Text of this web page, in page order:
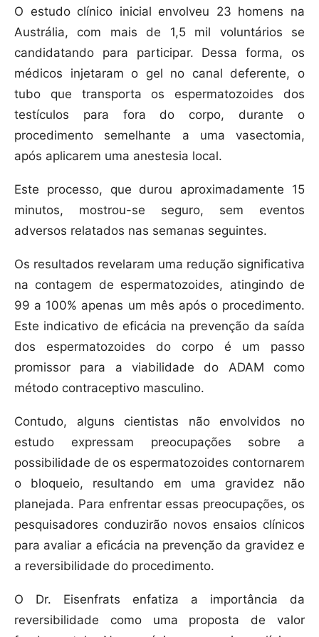
O estudo clínico inicial envolveu 23 homens na
Austrália, com mais de 1,5 mil voluntários se
candidatando para participar. Dessa forma, os
médicos injetaram o gel no canal deferente, o
tubo que transporta os espermatozoides dos
testículos para fora do corpo, durante o
procedimento semelhante a uma vasectomia,
após aplicarem uma anestesia local.
Este processo, que durou aproximadamente 15
minutos, mostrou-se seguro, sem eventos
adversos relatados nas semanas seguintes.
Os resultados revelaram uma redução significativa
na contagem de espermatozoides, atingindo de
99 a 100% apenas um mês após o procedimento.
Este indicativo de eficácia na prevenção da saída
dos espermatozoides do corpo é um passo
promissor para a viabilidade do ADAM como
método contraceptivo masculino.
Contudo, alguns cientistas não envolvidos no
estudo expressam preocupações sobre a
possibilidade de os espermatozoides contornarem
o bloqueio, resultando em uma gravidez não
planejada. Para enfrentar essas preocupações, os
pesquisadores conduzirão novos ensaios clínicos
para avaliar a eficácia na prevenção da gravidez e
a reversibilidade do procedimento.
O Dr. Eisenfrats enfatiza a importância da
reversibilidade como uma proposta de valor